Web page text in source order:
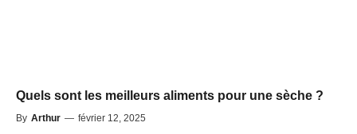
Quels sont les meilleurs aliments pour une sèche ?
By Arthur — février 12, 2025